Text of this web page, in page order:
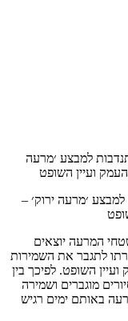
למבצע ׳מרעה
ועיין השופט
׳מרעה ירוק׳ –
המרעה יוצאים
לתגבר את השמירות
השופט. לפיכך בין
סיורים מוגברים ושמירה
באותם ימים רגיש